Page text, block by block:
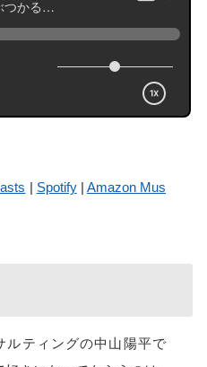
| Spotify| Amazon Mus
ルティングの中山陽平で